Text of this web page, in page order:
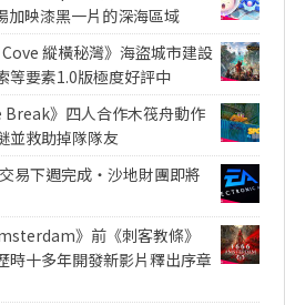
加映漆黑一片的深海區域
縱橫秘灣》海盜城市建設
等要素1.0版極度好評中
Break》四人合作木筏舟動作
並救助掉隊隊友
易下週完成・沙地財團即將
》前《刺客教條》
時十多年開發新影片釋出序章